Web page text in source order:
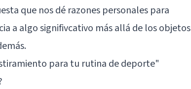
que nos dé razones personales para
a algo signifivcativo más allá de los objetos
para tu rutina de deporte"